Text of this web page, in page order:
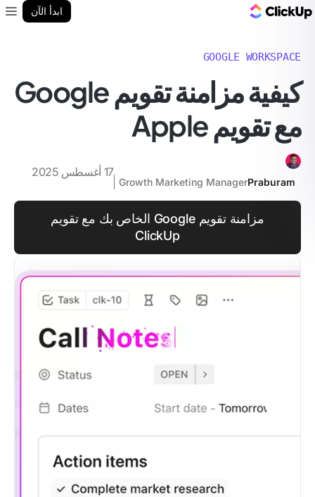
ابدأ الآن
GOOGLE WORKSPACE
كيفية مزامنة تقويم Google
مع تقويم Apple
Praburam
Growth Marketing Manager
17 أغسطس 2025
مزامنة تقويم Google الخاص بك مع تقويم
ClickUp